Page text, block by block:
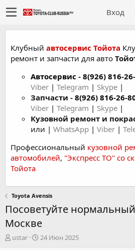
Вход
Клубный автосервис Тойота
ремонт и запчасти для авто
Автосервис - 8(926) 816-
Viber | Telegram | Skype |
Запчасти - 8(926) 816-26-
Viber | Telegram | Skype |
Кузовной ремонт и
или | WhatsApp | Viber |
Профессиональный кузовной
автомобилей, "Экспресс ТО" со
Тойота
Toyota Avensis
Посоветуйте
Москве
А
ustar
Д
24 Июн 2025